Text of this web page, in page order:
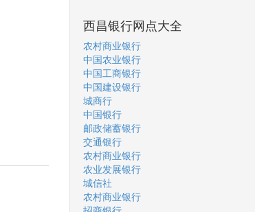
西昌银行网点大全
农村商业银行
中国农业银行
中国工商银行
中国建设银行
城商行
中国银行
邮政储蓄银行
交通银行
农村商业银行
农业发展银行
城信社
农村商业银行